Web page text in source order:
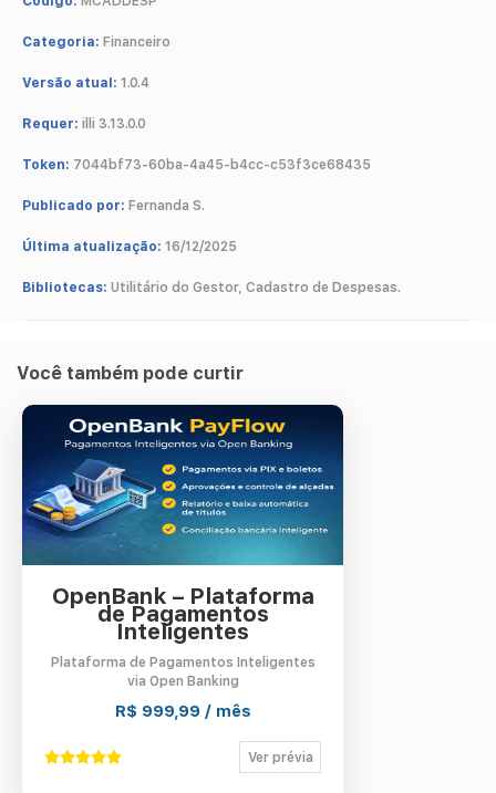
Categoria: Financeiro
Versão atual: 1.0.4
Requer: illi 3.13.0.0
Token: 7044bf73-60ba-4a45-b4cc-c53f3ce68435
Publicado por: Fernanda S.
Última atualização: 16/12/2025
Bibliotecas: Utilitário do Gestor, Cadastro de Despesas.
Você também pode curtir
OpenBank – Plataforma
de Pagamentos
Inteligentes
Plataforma de Pagamentos Inteligentes
via Open Banking
R$ 999,99 / mês
Ver prévia